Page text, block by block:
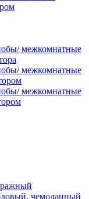
межкомнатные
межкомнатные
межкомнатные
чемоданный